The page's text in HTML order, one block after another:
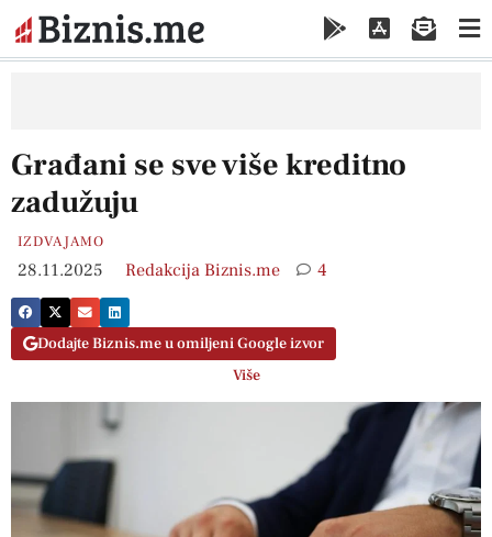
Građani se sve više kreditno
zadužuju
IZDVAJAMO
28.11.2025 Redakcija Biznis.me 4
Dodajte Biznis.me u omiljeni Google izvor
Više